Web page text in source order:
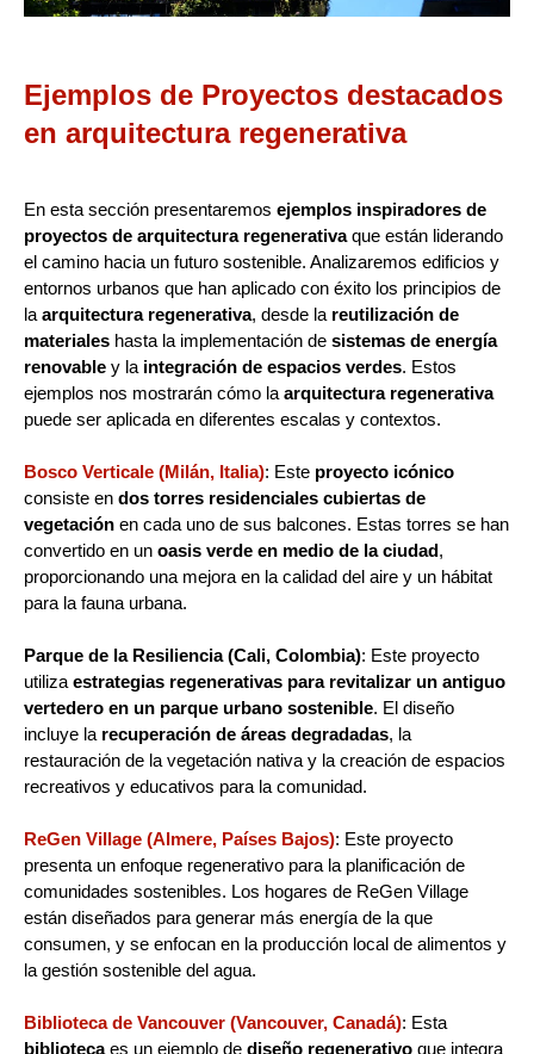
Ejemplos de Proyectos destacados
en arquitectura regenerativa
En esta sección presentaremos ejemplos inspiradores de
proyectos de arquitectura regenerativaque están liderando
el camino hacia un futuro sostenible. Analizaremos edificios y
entornos urbanos que han aplicado con éxito los principios de
la arquitectura regenerativa, desde la reutilización de
materiales hasta la implementación de sistemas de energía
renovable y la integración de espacios verdes. Estos
ejemplos nos mostrarán cómo la arquitectura regenerativa
puede ser aplicada en diferentes escalas y contextos.
Bosco Verticale (Milán, Italia): Este proyecto icónico
consiste en dos torres residenciales cubiertas de
vegetación en cada uno de sus balcones. Estas torres se han
convertido en un oasis verde en medio de la ciudad,
proporcionando una mejora en la calidad del aire y un hábitat
para la fauna urbana.
Parque de la Resiliencia (Cali, Colombia): Este proyecto
utiliza estrategias regenerativas para revitalizar un antiguo
vertedero en un parque urbano sostenible. El diseño
incluye la recuperación de áreas degradadas, la
restauración de la vegetación nativa y la creación de espacios
recreativos y educativos para la comunidad.
ReGen Village (Almere, Países Bajos): Este proyecto
presenta un enfoque regenerativo para la planificación de
comunidades sostenibles. Los hogares de ReGen Village
están diseñados para generar más energía de la que
consumen, y se enfocan en la producción local de alimentos y
la gestión sostenible del agua.
Biblioteca de Vancouver (Vancouver, Canadá): Esta
bibliotecaes un ejemplo de diseño regenerativo que integra